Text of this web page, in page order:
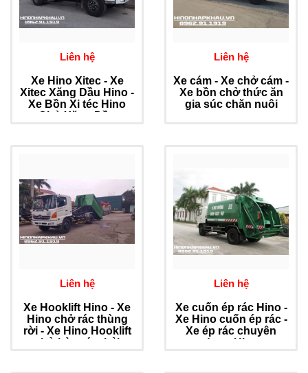
Liên hệ
Xe Hino Xitec - Xe
Xitec Xăng Dầu Hino -
Xe Bồn Xi téc Hino
Chở Xăng Dầu
Liên hệ
Xe cám - Xe chở cám -
Xe bồn chở thức ăn
gia súc chăn nuôi
Liên hệ
Xe Hooklift Hino - Xe
Hino chở rác thùng
rời - Xe Hino Hooklift
chở bùn rác thải
Liên hệ
Xe cuốn ép rác Hino -
Xe Hino cuốn ép rác -
Xe ép rác chuyên
dụng Hino